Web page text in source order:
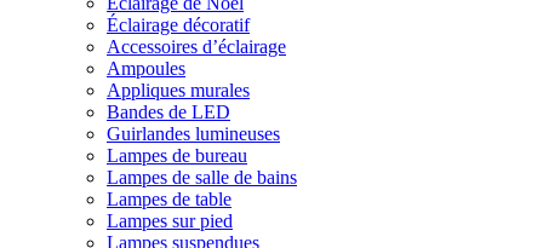
Éclairage décoratif
Accessoires d’éclairage
Ampoules
Appliques murales
Bandes de LED
Guirlandes lumineuses
Lampes de bureau
Lampes de salle de bains
Lampes de table
Lampes sur pied
Lampes suspendues